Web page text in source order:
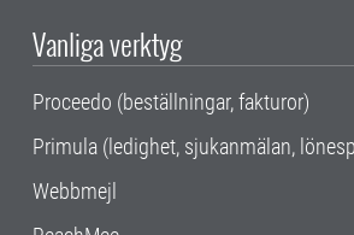
Vanliga verktyg
Proceedo (beställningar, fakturor)
Primula (ledighet, sjukanmälan,
Webbmejl